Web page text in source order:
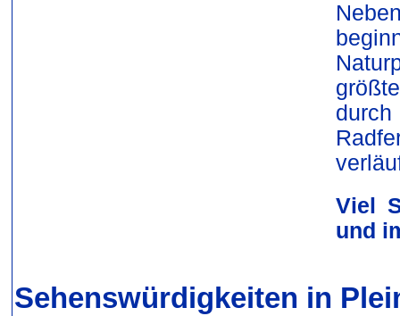
Viel
und
Sehenswürdigkeiten in